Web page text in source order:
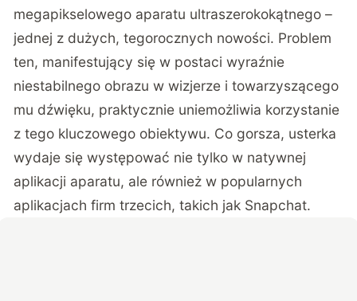
megapikselowego aparatu ultraszerokokątnego –
jednej z dużych, tegorocznych nowości. Problem
ten, manifestujący się w postaci wyraźnie
niestabilnego obrazu w wizjerze i towarzyszącego
mu dźwięku, praktycznie uniemożliwia korzystanie
z tego kluczowego obiektywu. Co gorsza, usterka
wydaje się występować nie tylko w natywnej
aplikacji aparatu, ale również w popularnych
aplikacjach firm trzecich, takich jak Snapchat.